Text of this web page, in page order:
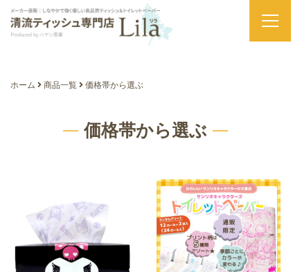
ホーム 商品一覧 価格帯から選ぶ
価格帯から選ぶ